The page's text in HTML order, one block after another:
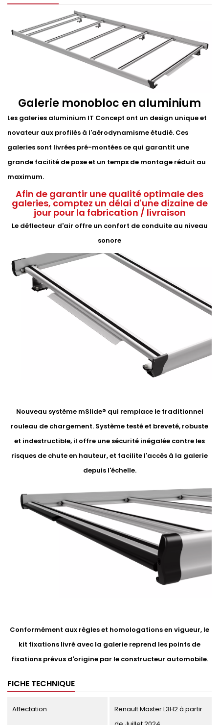
Galerie monobloc en aluminium
Les galeries aluminium IT Concept ont un design unique et
novateur aux profilés à l'aérodynamisme étudié. Ces
galeries sont livrées pré-montées ce qui garantit une
grande facilité de pose et un temps de montage réduit au
maximum.
Afin de garantir une qualité optimale des
galeries, comptez un délai d'une dizaine de
jour pour la fabrication / livraison
Le déflecteur d'air offre un confort de conduite au niveau
sonore
Nouveau système mSlide® qui remplace le traditionnel
rouleau de chargement. Système testé et breveté, robuste
et indestructible, il offre une sécurité inégalée contre les
risques de chute en hauteur, et facilite l'accès à la galerie
depuis l'échelle.
Conformément aux règles et homologations en vigueur, le
kit fixations livré avec la galerie reprend les points de
fixations prévus d'origine par le constructeur automobile.
FICHE TECHNIQUE
Affectation
Renault Master L3H2 à partir